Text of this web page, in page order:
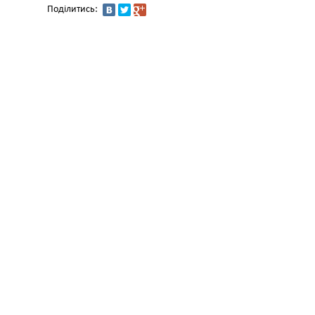
Поділитись: